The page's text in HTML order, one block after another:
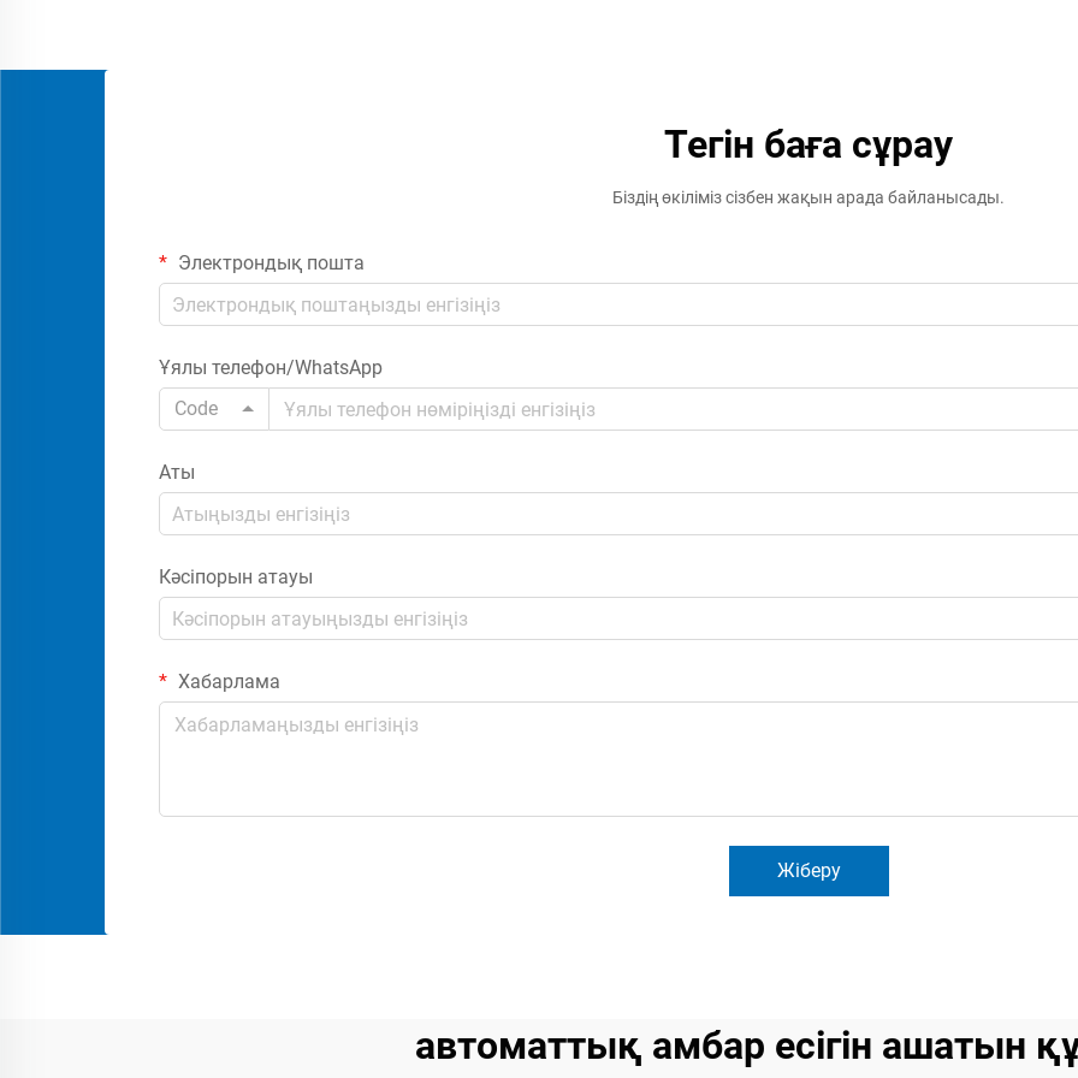
Тегін баға сұрау
Біздің өкіліміз сізбен жақын арада байланысады.
Электрондық пошта
Ұялы телефон/WhatsApp
Code
Аты
Кәсіпорын атауы
Хабарлама
Жіберу
автоматтық амбар есігін ашатын